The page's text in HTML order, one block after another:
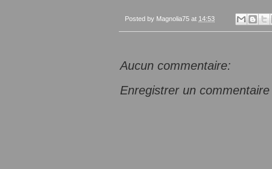
Posted by Magnolia75 at 14:53
Aucun commentaire:
Enregistrer un commentaire